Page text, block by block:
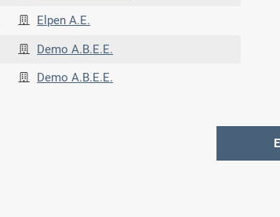
Elpen A.E.
Demo Α.Β.Ε.Ε.
Demo Α.Β.Ε.Ε.